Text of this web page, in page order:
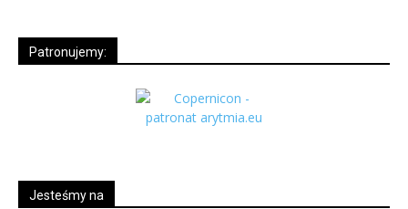
Patronujemy:
Jesteśmy na